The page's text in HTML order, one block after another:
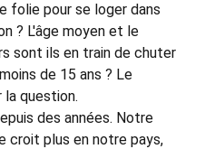
folie pour se loger dans
? L'âge moyen et le
sont ils en train de chuter
de 15 ans ? Le
question.
des années. Notre
croit plus en notre pays,